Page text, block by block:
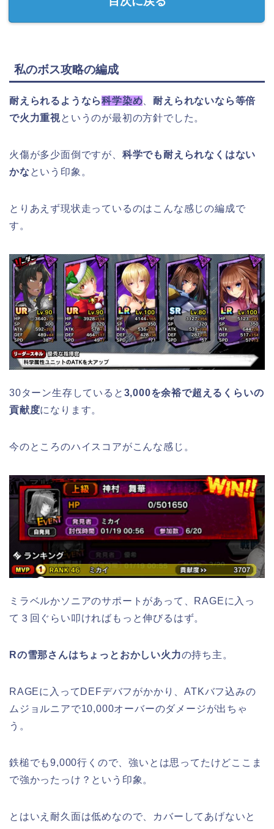
私のボス攻略の編成
耐えられるようなら科学染め 、耐えられないなら等倍
で火力重視というのが最初の方針でした。
火傷が多少面倒ですが、 科学でも耐えられなくはない
かなという印象。
とりあえず現状走っているのはこんな感じの編成で
す。
30ターン生存していると 3,000を余裕で超えるくらいの
貢献度になります。
今のところのハイスコアがこんな感じ。
ミラベルかソニアのサポートがあって、RAGEに入っ
て３回ぐらい叩ければもっと伸びるはず。
Rの雪那さんはちょっとおかしい火力の持ち主。
RAGEに入ってDEFデバフがかかり、ATKバフ込みの
ムジョルニアで10,000オーバーのダメージが出ちゃ
う。
鉄槌でも9,000行くので、強いとは思ってたけどここま
で強かったっけ？という印象。
とはいえ耐久面は低めなので、カバーしてあげないと